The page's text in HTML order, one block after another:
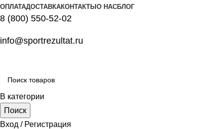
ОПЛАТАДОСТАВКАКОНТАКТЫ О НАСБЛОГ
8 (800) 550-52-02
info@sportrezultat.ru
В категории
Поиск
Вход / Регистрация